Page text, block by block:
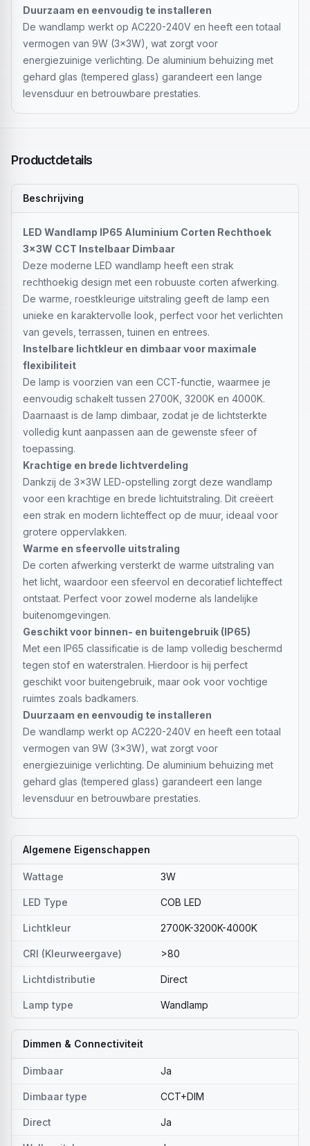
Duurzaam en eenvoudig te installeren
De wandlamp werkt op AC220-240V en heeft een totaal
vermogen van 9W (3x3W), wat zorgt voor
energiezuinige verlichting. De aluminium behuizing met
gehard glas (tempered glass) garandeert een lange
levensduur en betrouwbare prestaties.
Productdetails
Beschrijving
LED Wandlamp IP65 Aluminium Corten Rechthoek
3x3W CCT Instelbaar Dimbaar
Deze moderne LED wandlamp heeft een strak
rechthoekig design met een robuuste corten afwerking.
De warme, roestkleurige uitstraling geeft de lamp een
unieke en karaktervolle look, perfect voor het verlichten
van gevels, terrassen, tuinen en entrees.
Instelbare lichtkleur en dimbaar voor maximale
flexibiliteit
De lamp is voorzien van een CCT-functie, waarmee je
eenvoudig schakelt tussen 2700K, 3200K en 4000K.
Daarnaast is de lamp dimbaar, zodat je de lichtsterkte
volledig kunt aanpassen aan de gewenste sfeer of
toepassing.
Krachtige en brede lichtverdeling
Dankzij de 3x3W LED-opstelling zorgt deze wandlamp
voor een krachtige en brede lichtuitstraling. Dit creëert
een strak en modern lichteffect op de muur, ideaal voor
grotere oppervlakken.
Warme en sfeervolle uitstraling
De corten afwerking versterkt de warme uitstraling van
het licht, waardoor een sfeervol en decoratief lichteffect
ontstaat. Perfect voor zowel moderne als landelijke
buitenomgevingen.
Geschikt voor binnen- en buitengebruik (IP65)
Met een IP65 classificatie is de lamp volledig beschermd
tegen stof en waterstralen. Hierdoor is hij perfect
geschikt voor buitengebruik, maar ook voor vochtige
ruimtes zoals badkamers.
Duurzaam en eenvoudig te installeren
De wandlamp werkt op AC220-240V en heeft een totaal
vermogen van 9W (3x3W), wat zorgt voor
energiezuinige verlichting. De aluminium behuizing met
gehard glas (tempered glass) garandeert een lange
levensduur en betrouwbare prestaties.
Algemene Eigenschappen
Wattage 3W
LED Type COB LED
Lichtkleur 2700K-3200K-4000K
CRI (Kleurweergave) >80
Lichtdistributie Direct
Lamp type Wandlamp
Dimmen & Connectiviteit
Dimbaar Ja
Dimbaar type CCT+DIM
Direct Ja